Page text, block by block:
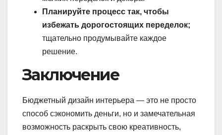
Планируйте процесс так, чтобы
избежать дорогостоящих переделок;
тщательно продумывайте каждое
решение.
Заключение
Бюджетный дизайн интерьера — это не просто
способ сэкономить деньги, но и замечательная
возможность раскрыть свою креативность,